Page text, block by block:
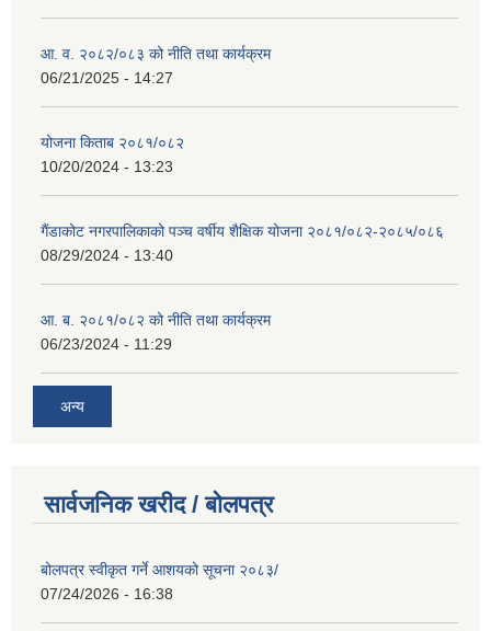
आ. व. २०८२/०८३ को नीति तथा कार्यक्रम
06/21/2025 - 14:27
योजना किताब २०८१/०८२
10/20/2024 - 13:23
गैंडाकोट नगरपालिकाको पञ्च वर्षीय शैक्षिक योजना २०८१/०८२-२०८५/०८६
08/29/2024 - 13:40
आ. ब. २०८१/०८२ को नीति तथा कार्यक्रम
06/23/2024 - 11:29
अन्य
सार्वजनिक खरीद / बोलपत्र
बोलपत्र स्वीकृत गर्ने आशयको सूचना २०८३/
07/24/2026 - 16:38